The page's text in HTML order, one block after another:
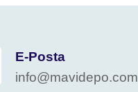
E-Posta
info@mavidepo.com